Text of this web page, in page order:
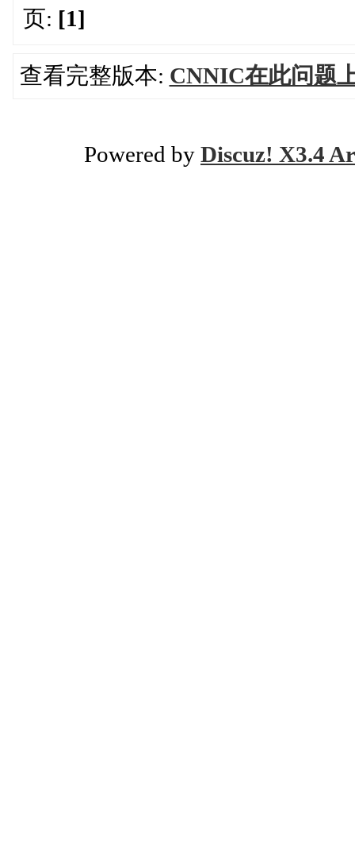
页: [1]
查看完整版本: CNNIC在此问题
Powered by Discuz! X3.4